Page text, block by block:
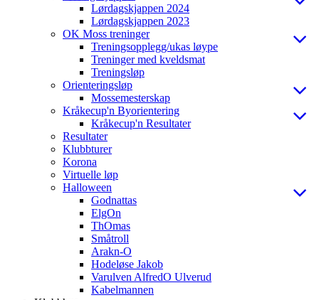
Lørdagskjappen 2024
Lørdagskjappen 2023
OK Moss treninger
Treningsopplegg/ukas løype
Treninger med kveldsmat
Treningsløp
Orienteringsløp
Mossemesterskap
Kråkecup'n Byorientering
Kråkecup'n Resultater
Resultater
Klubbturer
Korona
Virtuelle løp
Halloween
Godnattas
ElgOn
ThOmas
Småtroll
Arakn-O
Hodeløse Jakob
Varulven AlfredO Ulverud
Kabelmannen